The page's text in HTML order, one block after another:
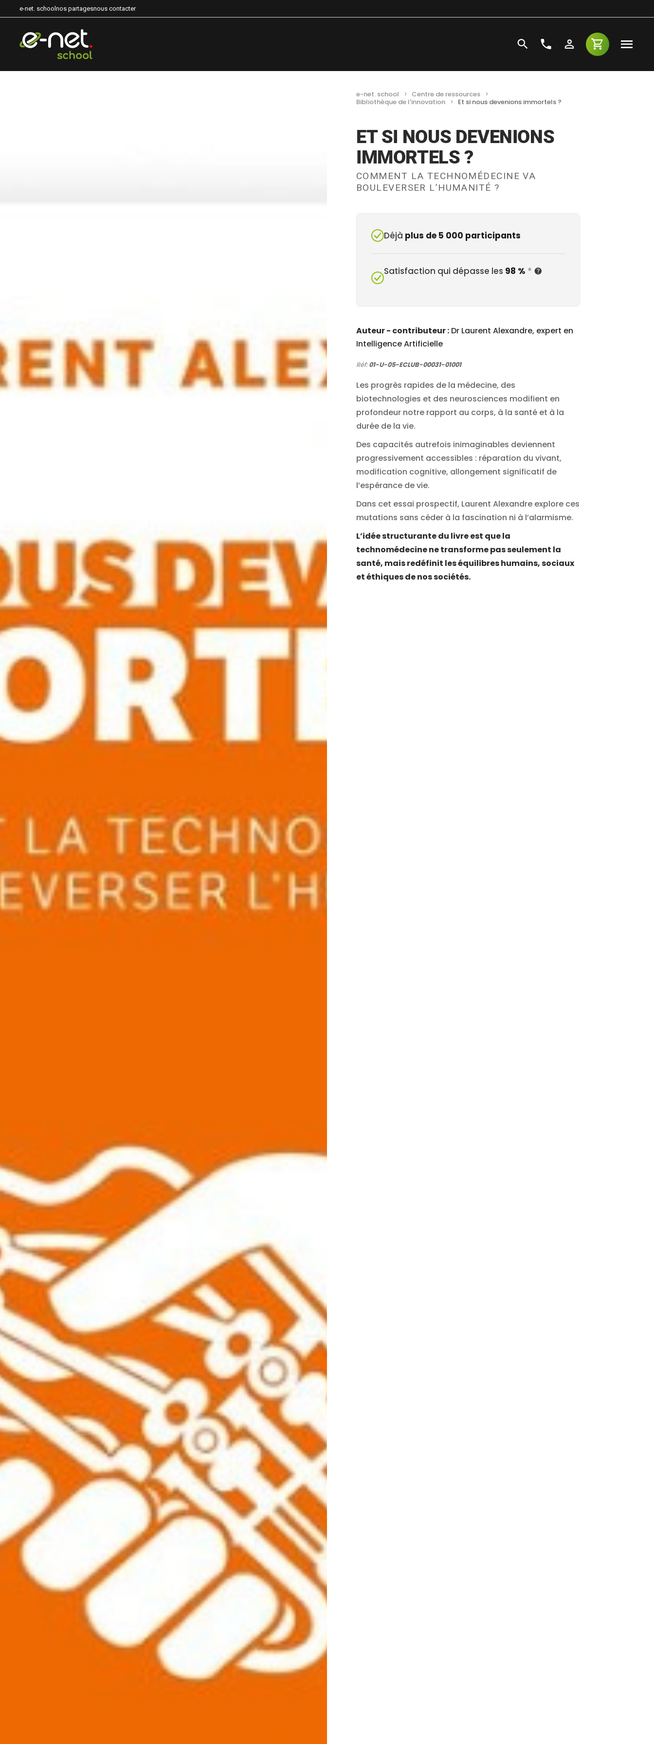
e-net. school nos partagesnous contacter
e-net. school
Centre de ressources
Bibliothèque de l'innovation
Et si nous devenions immortels ?
ET SI NOUS DEVENIONS
IMMORTELS ?
COMMENT LA TECHNOMÉDECINE VA
BOULEVERSER L’HUMANITÉ ?
Déjà plus de 5 000 participants
Satisfaction qui dépasse les 98 % *
Auteur - contributeur : Dr Laurent Alexandre, expert en
Intelligence Artificielle
Réf: 01-U-05-ECLUB-00031-01001
Les progrès rapides de la médecine, des
biotechnologies et des neurosciences modifient en
profondeur notre rapport au corps, à la santé et à la
durée de la vie.
Des capacités autrefois inimaginables deviennent
progressivement accessibles : réparation du vivant,
modification cognitive, allongement significatif de
l’espérance de vie.
Dans cet essai prospectif, Laurent Alexandre explore ces
mutations sans céder à la fascination ni à l’alarmisme.
L’idée structurante du livre est que la
technomédecine ne transforme pas seulement la
santé, mais redéfinit les équilibres humains, sociaux
et éthiques de nos sociétés.